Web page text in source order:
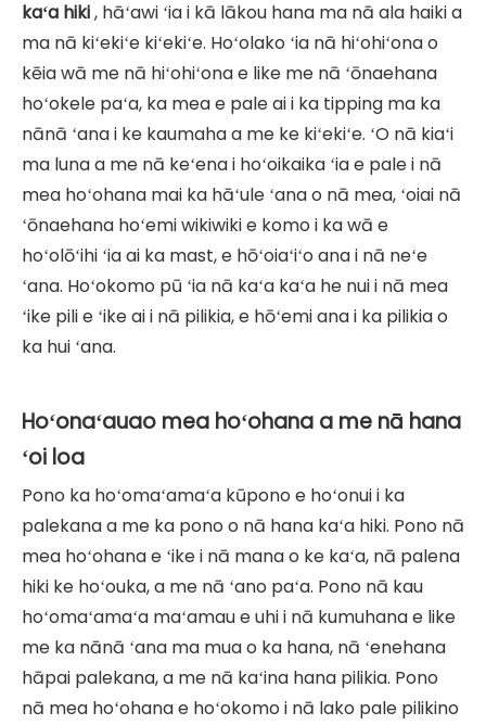
kaʻa hiki, hāʻawi ʻia i kā lākou hana ma nā ala haiki a
ma nā kiʻekiʻe kiʻekiʻe. Hoʻolako ʻia nā hiʻohiʻona o
kēia wā me nā hiʻohiʻona e like me nā ʻōnaehana
hoʻokele paʻa, ka mea e pale ai i ka tipping ma ka
nānā ʻana i ke kaumaha a me ke kiʻekiʻe. ʻO nā kiaʻi
ma luna a me nā keʻena i hoʻoikaika ʻia e pale i nā
mea hoʻohana mai ka hāʻule ʻana o nā mea, ʻoiai nā
ʻōnaehana hoʻemi wikiwiki e komo i ka wā e
hoʻolōʻihi ʻia ai ka mast, e hōʻoiaʻiʻo ana i nā neʻe
ʻana. Hoʻokomo pū ʻia nā kaʻa kaʻa he nui i nā mea
ʻike pili e ʻike ai i nā pilikia, e hōʻemi ana i ka pilikia o
ka hui ʻana.
Hoʻonaʻauao mea hoʻohana a me nā hana
ʻoi loa
Pono ka hoʻomaʻamaʻa kūpono e hoʻonui i ka
palekana a me ka pono o nā hana kaʻa hiki. Pono nā
mea hoʻohana e ʻike i nā mana o ke kaʻa, nā palena
hiki ke hoʻouka, a me nā ʻano paʻa. Pono nā kau
hoʻomaʻamaʻa maʻamau e uhi i nā kumuhana e like
me ka nānā ʻana ma mua o ka hana, nā ʻenehana
hāpai palekana, a me nā kaʻina hana pilikia. Pono
nā mea hoʻohana e hoʻokomo i nā lako pale pilikino